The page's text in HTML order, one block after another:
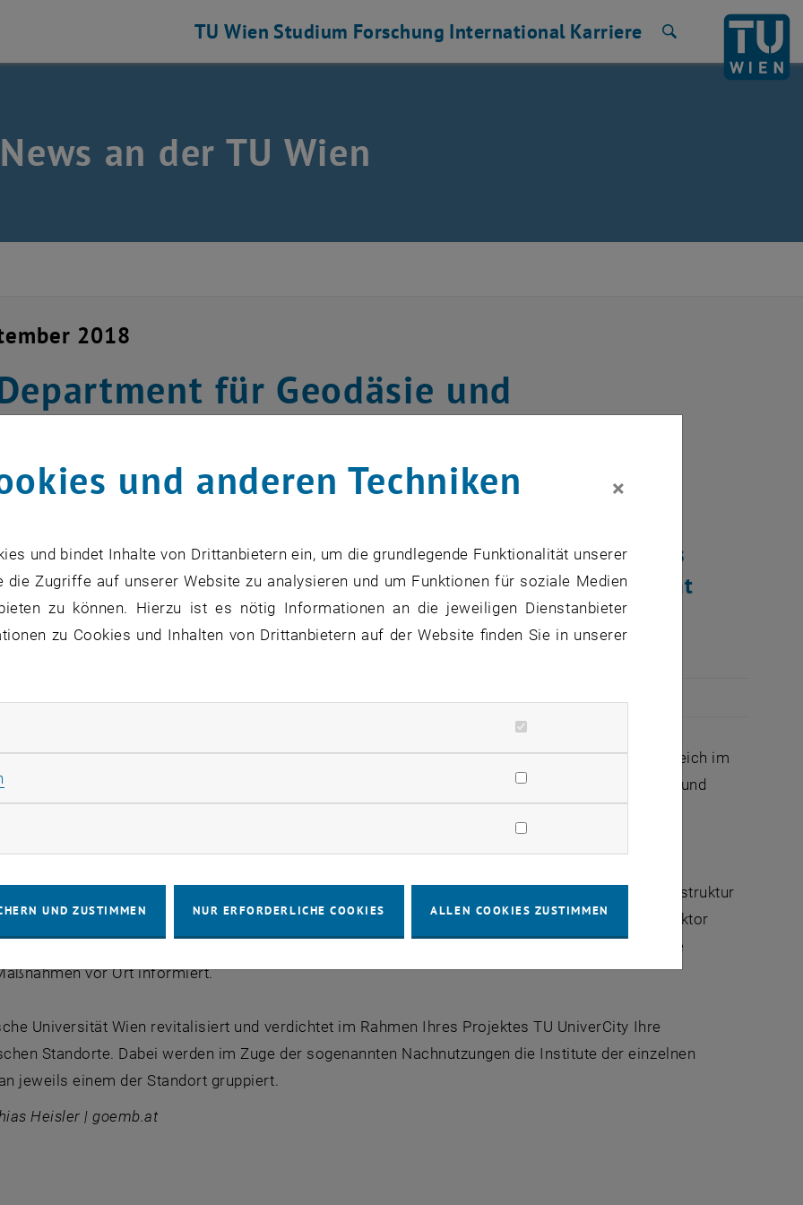
TU Wien Studium Forschung International Karriere
an der TU Wien
2018
für Geodäsie und
B. Atzwanger
für Mathematik und Geoinformation wird künftig im Freihaus
Das Department für Geodäsie und Geoinformation zieht
vom Gußhaus in die Wiedner Hauptstraße.
diesem Eintrag sind erst nach Login sichtbar.
von TU.it (vormals ZiD) in die Operngasse, wird der im Freihaus frei gewordene Bereich im
erneuert und saniert: Abbruch bzw. Entfernen von Bodenbelägen, Deckenelementen und
nach dem Stand der Technik.
2
eine neue Büroinfrastruktur
für Geodäsie und Geoinformation geschaffen. Nach den Abbrucharbeiten wurden Vizerektor
und Dekan Michael Drmota von Gerald Hodecek, Leiter Gebäude und Technik, über die
vor Ort informiert.
Universität Wien revitalisiert und verdichtet im Rahmen Ihres Projektes TU UniverCity Ihre
Standorte. Dabei werden im Zuge der sogenannten Nachnutzungen die Institute der einzelnen
jeweils einem der Standort gruppiert.
Heisler | goemb.at
und anderen Techniken ×
und bindet Inhalte von Drittanbietern ein, um die grundlegende Funktionalität unserer
Zugriffe auf unserer Website zu analysieren und um Funktionen für soziale Medien
zu können. Hierzu ist es nötig Informationen an die jeweiligen Dienstanbieter
zu Cookies und Inhalten von Drittanbietern auf der Website finden Sie in unserer
Cookies zulassen
UND ZUSTIMMEN NUR ERFORDERLICHE COOKIES ALLEN COOKIES ZUSTIMMEN